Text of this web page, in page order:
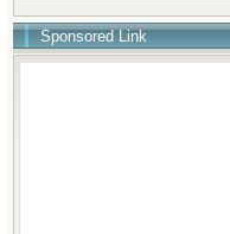
Sponsored Link